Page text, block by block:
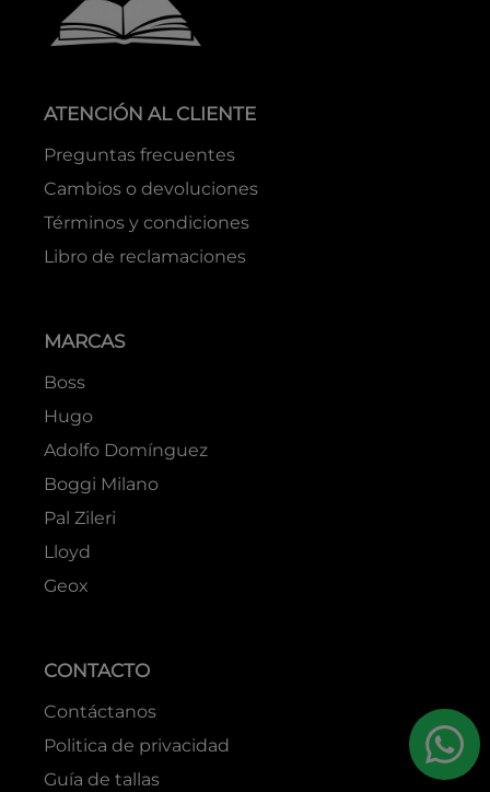
ATENCIÓN AL CLIENTE
Preguntas frecuentes
Cambios o devoluciones
Términos y condiciones
Libro de reclamaciones
MARCAS
Boss
Hugo
Adolfo Domínguez
Boggi Milano
Pal Zileri
Lloyd
Geox
CONTACTO
Contáctanos
Politica de privacidad
Guía de tallas